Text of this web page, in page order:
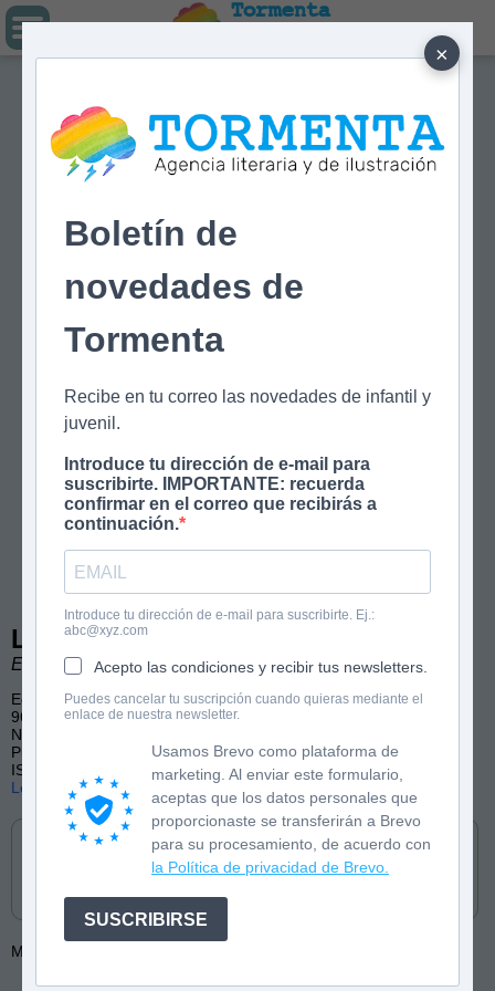
×
Boletín de
novedades de
Tormenta
Recibe en tu correo las novedades de infantil y
juvenil.
Introduce tu dirección de e-mail para
suscribirte. IMPORTANTE: recuerda
confirmar en el correo que recibirás a
continuación.
Introduce tu dirección de e-mail para suscribirte. Ej.:
abc@xyz.com
Acepto las condiciones y recibir tus newsletters.
Puedes cancelar tu suscripción cuando quieras mediante el
enlace de nuestra newsletter.
Usamos Brevo como plataforma de
marketing. Al enviar este formulario,
aceptas que los datos personales que
proporcionaste se transferirán a Brevo
para su procesamiento, de acuerdo con
la Política de privacidad de Brevo.
SUSCRIBIRSE
Tormenta
La loca historia de los transportes
El Fisgón Histórico
Edad: 10+
96 páginas, a color
No-ficción, transportes, vehículos
Publicado por: Anaya
ISBN: 9788414336335
Lee las primeras páginas
Cómpralo en
Más de: